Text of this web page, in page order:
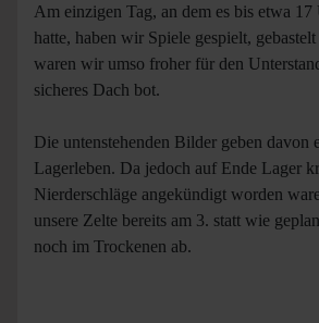
Am einzigen Tag, an dem es bis etwa
hatte, haben wir Spiele gespielt,
waren wir umso froher für den
sicheres Dach bot.
Die untenstehenden Bilder geben davon
Lagerleben. Da jedoch auf Ende Lager
Nierderschläge angekündigt worden
unsere Zelte bereits am 3. statt wie
noch im Trockenen ab.